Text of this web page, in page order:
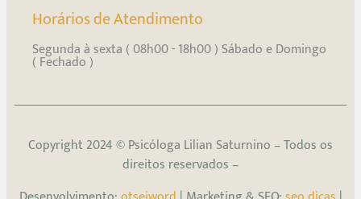
Horários de Atendimento
Segunda à sexta ( 08h00 - 18h00 ) Sábado e Domingo
( Fechado )
Copyright 2024 ©Psicóloga Lilian Saturnino – Todos os
direitos reservados –